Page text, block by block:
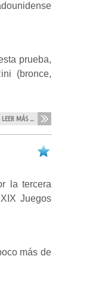
prueba,
(bronce,
LEER MÁS ...
la tercera
Juegos
más de